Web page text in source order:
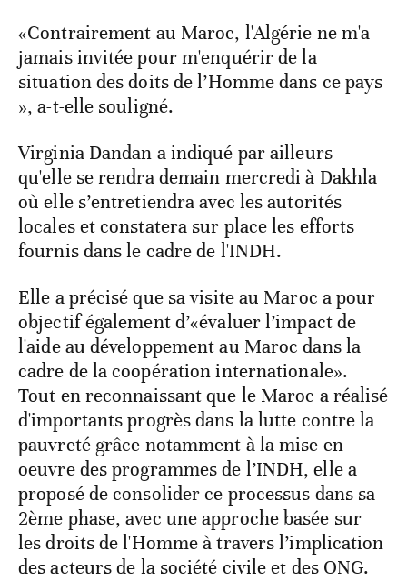
«Contrairement au Maroc, l'Algérie ne m'a
jamais invitée pour m'enquérir de la
situation des doits de l’Homme dans ce pays
», a-t-elle souligné.
Virginia Dandan a indiqué par ailleurs
qu'elle se rendra demain mercredi à Dakhla
où elle s’entretiendra avec les autorités
locales et constatera sur place les efforts
fournis dans le cadre de l'INDH.
Elle a précisé que sa visite au Maroc a pour
objectif également d’«évaluer l’impact de
l'aide au développement au Maroc dans la
cadre de la coopération internationale».
Tout en reconnaissant que le Maroc a réalisé
d'importants progrès dans la lutte contre la
pauvreté grâce notamment à la mise en
oeuvre des programmes de l’INDH, elle a
proposé de consolider ce processus dans sa
2ème phase, avec une approche basée sur
les droits de l'Homme à travers l’implication
des acteurs de la société civile et des ONG.